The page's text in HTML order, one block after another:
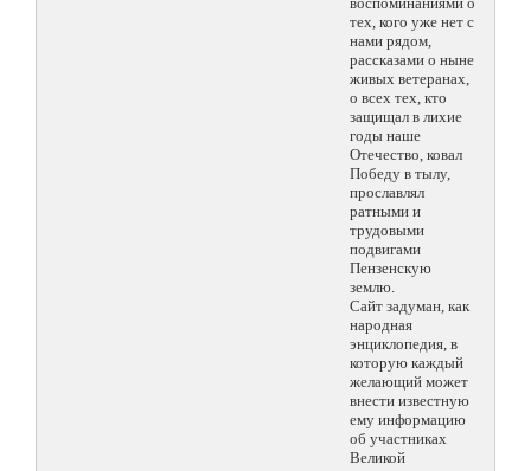
тех, кого уже нет с
нами рядом,
рассказами о ныне
живых ветеранах,
о всех тех, кто
защищал в лихие
годы наше
Отечество, ковал
Победу в тылу,
прославлял
ратными и
трудовыми
подвигами
Пензенскую
землю.
Сайт задуман, как
народная
энциклопедия, в
которую каждый
желающий может
внести известную
ему информацию
об участниках
Великой